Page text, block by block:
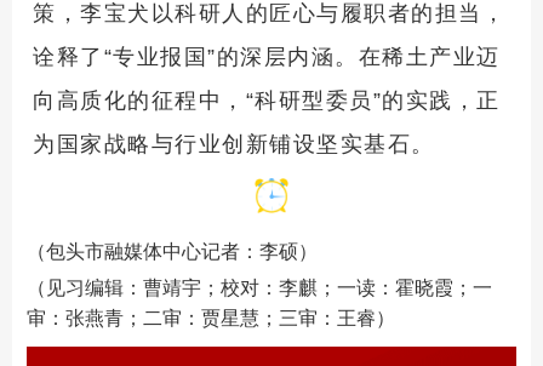
策，李宝犬以科研人的匠心与履职者的担当，
诠释了“专业报国”的深层内涵。在稀土产业迈
向高质化的征程中，“科研型委员”的实践，正
为国家战略与行业创新铺设坚实基石。
（包头市融媒体中心记者：李硕）
（见习编辑：曹靖宇；校对：李麒；一读：霍晓霞；一
审：张燕青；二审：贾星慧；三审：王睿）